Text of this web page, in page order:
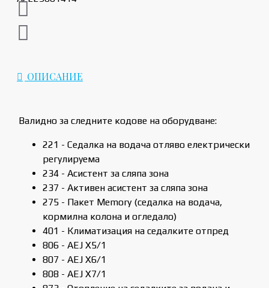
ОПИСАНИЕ
Валидно за следните кодове на оборудване:
221 - Седалка на водача отляво електрически
регулируема
234 - Асистент за сляпа зона
237 - Активен асистент за сляпа зона
275 - Пакет Memory (седалка на водача,
кормилна колона и огледало)
401 - Климатизация на седалките отпред
806 - AEJ X5/1
807 - AEJ X6/1
808 - AEJ X7/1